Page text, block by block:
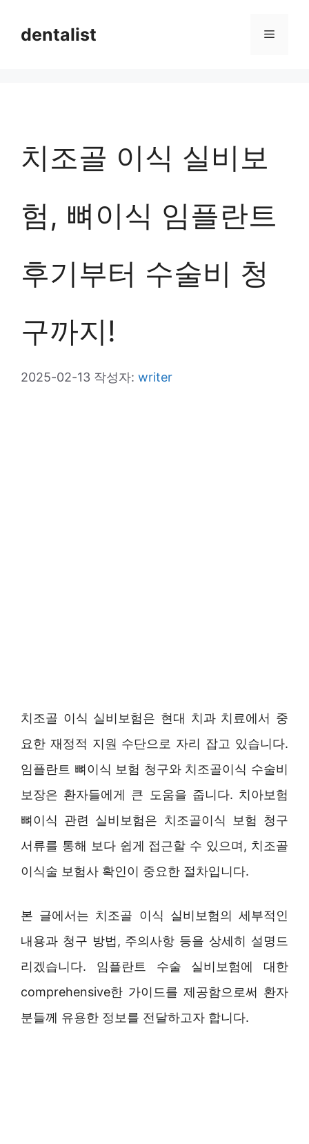
dentalist 메
치조골 이식 실비보
험, 뼈이식 임플란트
후기부터 수술비 청
구까지!
2025-02-13 작성자: writer
치조골 이식 실비보험은 현대 치과 치료에서 중
요한 재정적 지원 수단으로 자리 잡고 있습니다.
임플란트 뼈이식 보험 청구와 치조골이식 수술비
보장은 환자들에게 큰 도움을 줍니다. 치아보험
뼈이식 관련 실비보험은 치조골이식 보험 청구
서류를 통해 보다 쉽게 접근할 수 있으며, 치조골
이식술 보험사 확인이 중요한 절차입니다.
본 글에서는 치조골 이식 실비보험의 세부적인
내용과 청구 방법, 주의사항 등을 상세히 설명드
리겠습니다. 임플란트 수술 실비보험에 대한
comprehensive한 가이드를 제공함으로써 환자
분들께 유용한 정보를 전달하고자 합니다.